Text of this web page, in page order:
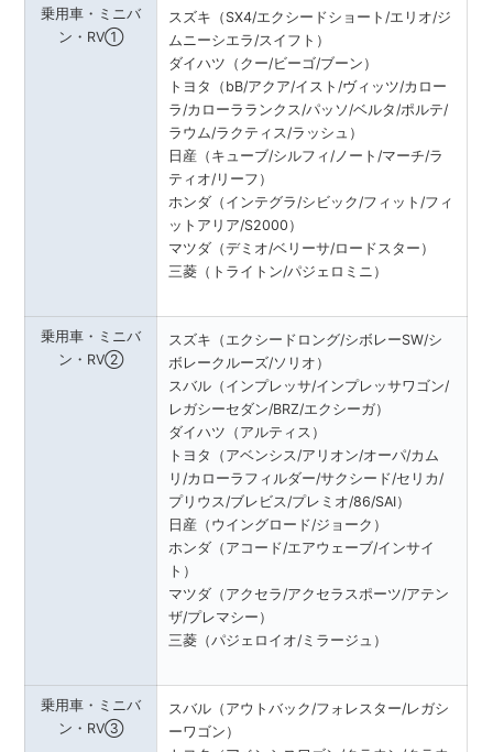
乗用車・ミニバ
ン・RV①
スズキ（SX4/エクシードショート/エリオ/ジ
ムニーシエラ/スイフト）
ダイハツ（クー/ビーゴ/ブーン）
トヨタ（bB/アクア/イスト/ヴィッツ/カロー
ラ/カローラランクス/パッソ/ベルタ/ポルテ/
ラウム/ラクティス/ラッシュ）
日産（キューブ/シルフィ/ノート/マーチ/ラ
ティオ/リーフ）
ホンダ（インテグラ/シビック/フィット/フィ
ットアリア/S2000）
マツダ（デミオ/ベリーサ/ロードスター）
三菱（トライトン/パジェロミニ）
乗用車・ミニバ
ン・RV②
スズキ（エクシードロング/シボレーSW/シ
ボレークルーズ/ソリオ）
スバル（インプレッサ/インプレッサワゴン/
レガシーセダン/BRZ/エクシーガ）
ダイハツ（アルティス）
トヨタ（アベンシス/アリオン/オーパ/カム
リ/カローラフィルダー/サクシード/セリカ/
プリウス/ブレビス/プレミオ/86/SAI）
日産（ウイングロード/ジョーク）
ホンダ（アコード/エアウェーブ/インサイ
ト）
マツダ（アクセラ/アクセラスポーツ/アテン
ザ/プレマシー）
三菱（パジェロイオ/ミラージュ）
乗用車・ミニバ
ン・RV③
スバル（アウトバック/フォレスター/レガシ
ーワゴン）